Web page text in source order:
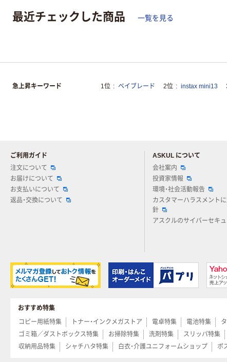
最近チェックした商品 一覧を見る
急上昇キーワード 1位 ベイブレード 2位 instax mini13
ご利用ガイド
注文について
お届けについて
お支払いについて
返品・交換について
ASKUL について
会社案内
投資家情報
環境・社会活動報告
カスタマーハラスメント
針
アスクルのサイバーセキュ
おすすめ特集
コピー用紙特集
トナー・インクメガストア 電卓特集 電池特集
ゴミ箱／ダストボックス特集
お掃除特集 洗剤特集 スリッパ特集
収納用品特集
シャチハタ特集 白衣・介護ユニフォームショップ ポ